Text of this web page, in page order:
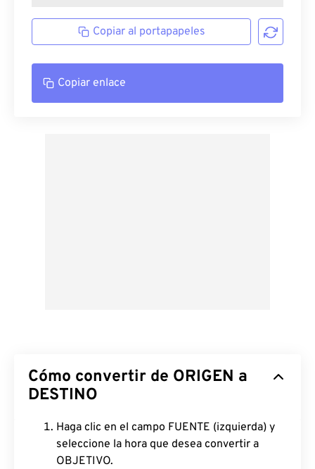
Copiar al portapapeles
Copiar enlace
Cómo convertir de ORIGEN a
DESTINO
Haga clic en el campo FUENTE (izquierda) y
seleccione la hora que desea convertir a
OBJETIVO.